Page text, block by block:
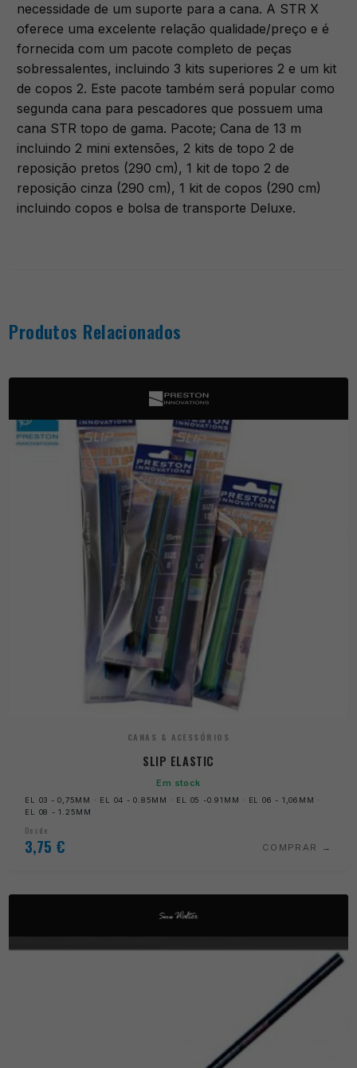
necessidade de um suporte para a cana. A STR X
oferece uma excelente relação qualidade/preço e é
fornecida com um pacote completo de peças
sobressalentes, incluindo 3 kits superiores 2 e um kit
de copos 2. Este pacote também será popular como
segunda cana para pescadores que possuem uma
cana STR topo de gama. Pacote; Cana de 13 m
incluindo 2 mini extensões, 2 kits de topo 2 de
reposição pretos (290 cm), 1 kit de topo 2 de
reposição cinza (290 cm), 1 kit de copos (290 cm)
incluindo copos e bolsa de transporte Deluxe.
Produtos Relacionados
CANAS & ACESSÓRIOS
SLIP ELASTIC
Em stock
EL 03 - 0,75MM · EL 04 - 0.85MM · EL 05 -0.91MM · EL 06 - 1,06MM ·
EL 08 - 1.25MM
Desde
3,75 € COMPRAR